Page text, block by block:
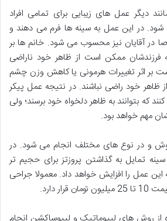
دیگر عمل های زیبایی برای تمامی افراد
شود. در این عمل به سینه ها فرم می دهند و
در آقایان نیز محسوب می شود. خانم ها بر
فرزندشان ممکن است از ظاهر خود ناراضی
بر اثر تغییرات هرمونی یا کاهش وزن چشم
ظاهر خود راضی نباشند. در نتیجه عمل پیکر
که بتوانند به ظاهر دلخواه خود برسند؛ ولی
مهم خواهد بود.
و در نوع های مختلف انجام می شود. در
تمایل به گذاشتن پروزتز برای حجیم تر
این عمل را افزایش خواهد داد. معمولا جراحی
دارد.